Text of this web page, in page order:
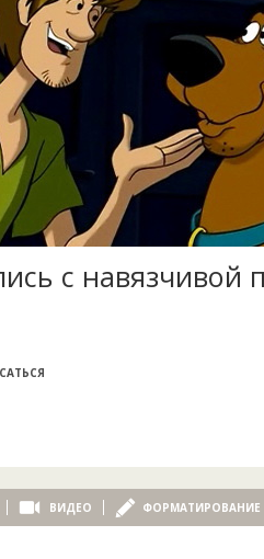
с навязчивой
ВИДЕО ФОРМАТИРОВАНИЕ